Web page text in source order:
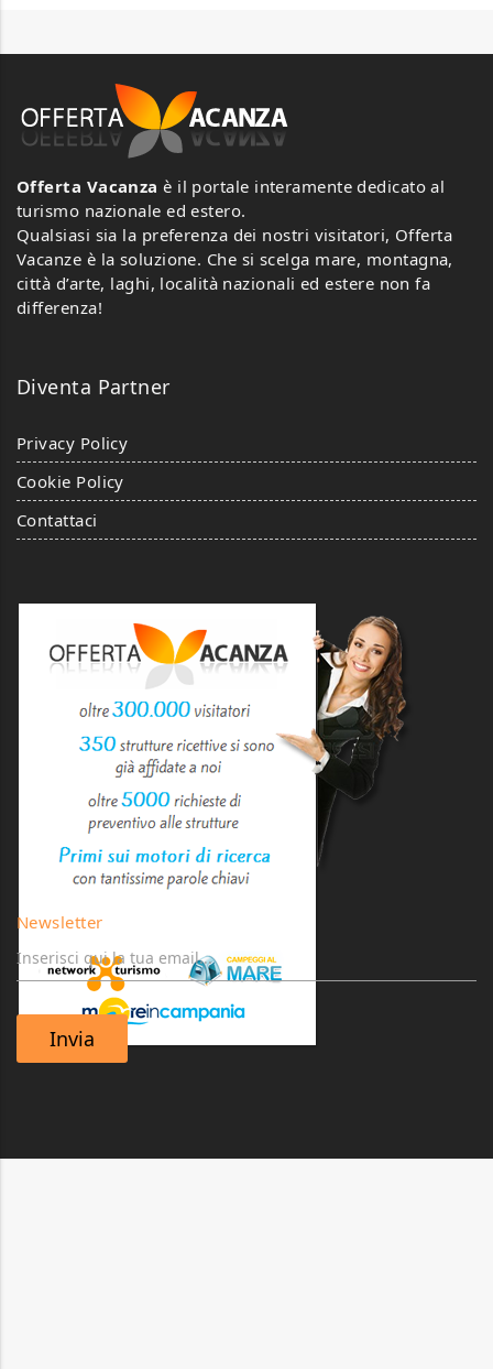
Offerta Vacanza è il portale interamente dedicato al
turismo nazionale ed estero.
Qualsiasi sia la preferenza dei nostri visitatori, Offerta
Vacanze è la soluzione. Che si scelga mare, montagna,
città d’arte, laghi, località nazionali ed estere non fa
differenza!
Diventa Partner
Privacy Policy
Cookie Policy
Contattaci
Newsletter